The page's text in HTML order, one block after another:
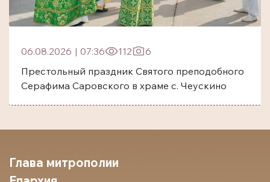
06.08.2026 | 07:36 112
6
Престольный праздник Святого преподобного
Серафима Саровского в храме с. Чеускино
Глава митрополии